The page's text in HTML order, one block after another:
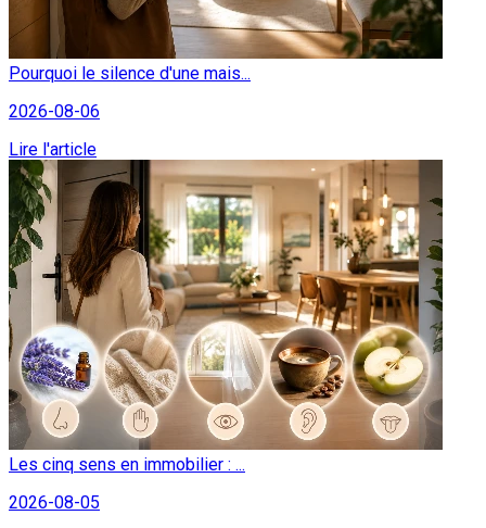
Pourquoi le silence d'une mais...
2026-08-06
Lire l'article
Les cinq sens en immobilier : ...
2026-08-05